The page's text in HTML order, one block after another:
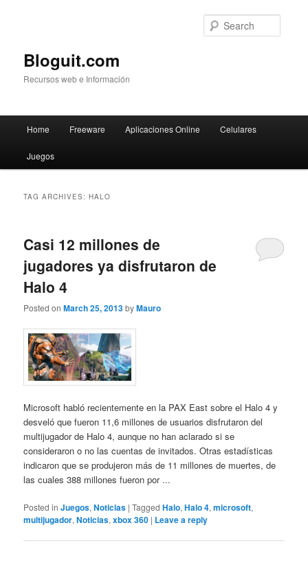
Bloguit.com
Recursos web e Información
Skip
to
Skip
to
Home Freeware Aplicaciones Online Celulares
Juegos
TAG ARCHIVES:HALO
Casi 12 millones de
jugadores ya disfrutaron de
Halo 4
Posted onMarch 25, 2013byMauro
Microsoft habló recientemente en la PAX East sobre el Halo 4 y
desveló que fueron 11,6 millones de usuarios disfrutaron del
multijugador de Halo 4, aunque no han aclarado si se
consideraron o no las cuentas de invitados. Otras estadísticas
indicaron que se produjeron más de 11 millones de muertes, de
las cuales 388 millones fueron por ...
Posted in Juegos,Noticias |Tagged Halo,Halo 4,microsoft,
multijugador,Noticias,xbox 360 | Leave a reply